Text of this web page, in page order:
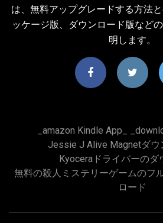
は、無料アップグレードする方法
ッケージ版、ダウンロード版など
明します。
_amazon Kindle App_
Jessie J Alive Magnetダウ
Kyoceraドライバーのダ
無料の殺人ミステリーゲームのフ
ロード